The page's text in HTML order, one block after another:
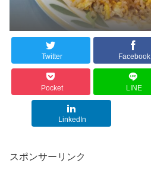
Twitter Facebook
Pocket LINE
LinkedIn
スポンサーリンク